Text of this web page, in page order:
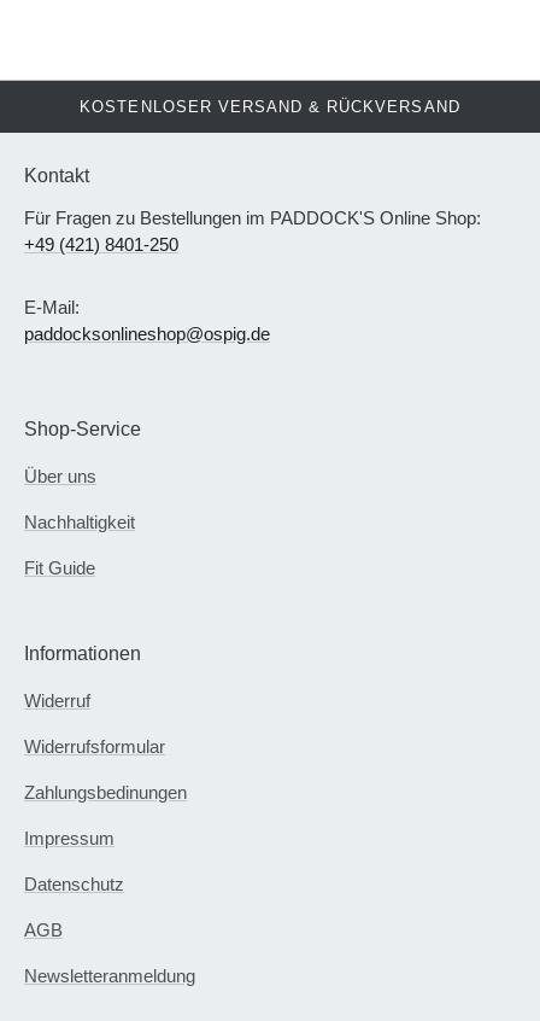
KOSTENLOSER VERSAND & RÜCKVERSAND
Kontakt
Für Fragen zu Bestellungen im PADDOCK'S Online Shop:
+49 (421) 8401-250
E-Mail:
paddocksonlineshop@ospig.de
Shop-Service
Über uns
Nachhaltigkeit
Fit Guide
Informationen
Widerruf
Widerrufsformular
Zahlungsbedinungen
Impressum
Datenschutz
AGB
Newsletteranmeldung